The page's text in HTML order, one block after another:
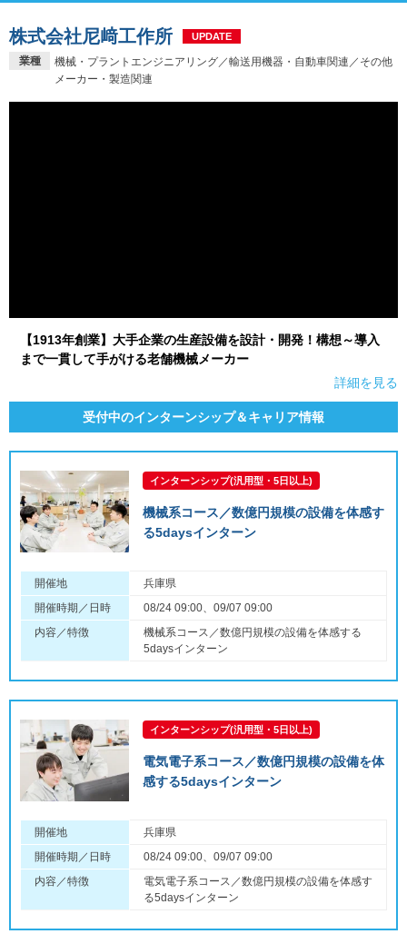
業種
機械・プラントエンジニアリング／輸送用機器・自動車関連／その他
メーカー・製造関連
株式会社尼﨑工作所 UPDATE
【1913年創業】大手企業の生産設備を設計・開発！構想～導入
まで一貫して手がける老舗機械メーカー
詳細を見る
受付中のインターンシップ＆キャリア情報
インターンシップ(汎用型・5日以上)
機械系コース／数億円規模の設備を体感す
る5daysインターン
開催地
兵庫県
開催時期／日時
08/24 09:00、09/07 09:00
内容／特徴
機械系コース／数億円規模の設備を体感する
5daysインターン
インターンシップ(汎用型・5日以上)
電気電子系コース／数億円規模の設備を体
感する5daysインターン
開催地
兵庫県
開催時期／日時
08/24 09:00、09/07 09:00
内容／特徴
電気電子系コース／数億円規模の設備を体感す
る5daysインターン